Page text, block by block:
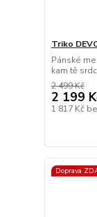
Triko
Pánské
kam tě
2 499 Kč
2 199
1 817 Kč
Doprava